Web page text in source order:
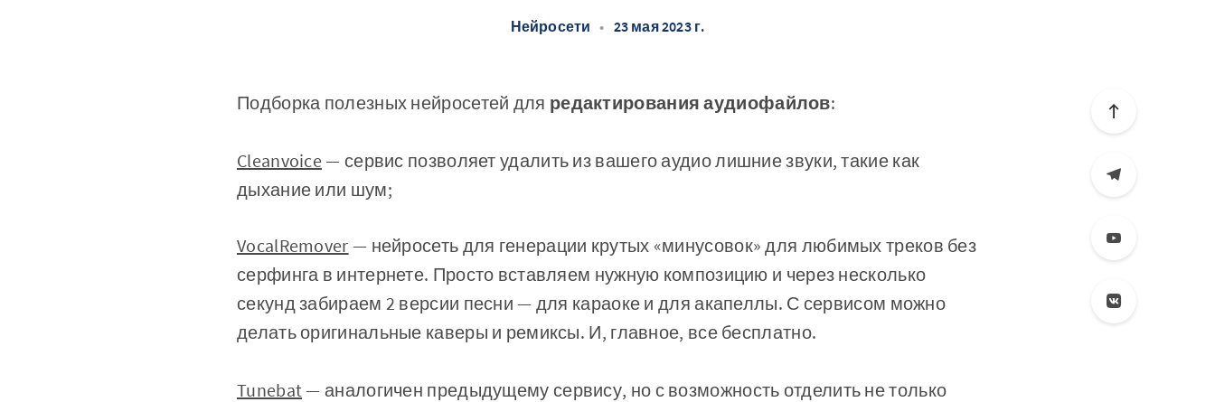
Нейросети • 23 мая 2023 г.
Подборка полезных нейросетей для редактирования аудиофайлов:
Cleanvoice— сервис позволяет удалить из вашего аудио лишние звуки, такие как
дыхание или шум;
VocalRemover — нейросеть для генерации крутых «минусовок» для любимых треков без
серфинга в интернете. Просто вставляем нужную композицию и через несколько
секунд забираем 2 версии песни — для караоке и для акапеллы. С сервисом можно
делать оригинальные каверы и ремиксы. И, главное, все бесплатно.
Tunebat— аналогичен предыдущему сервису, но с возможность отделить не только